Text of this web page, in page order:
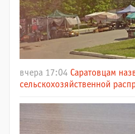
вчера 17:04 Саратовцам
сельскохозяйственной